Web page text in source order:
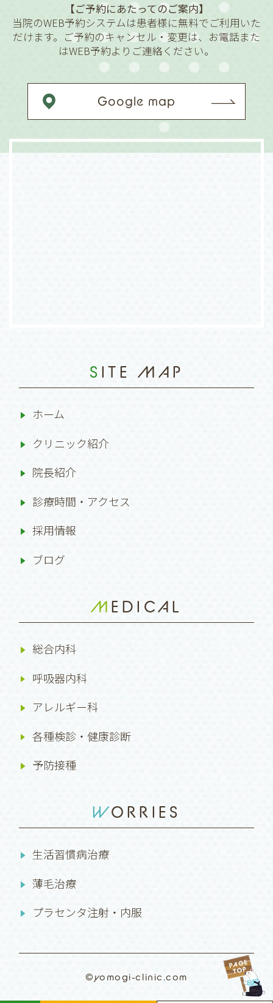
【ご予約にあたってのご案内】
当院のWEB予約システムは患者様に無料でご利用いた
だけます。ご予約のキャンセル・変更は、お電話また
はWEB予約よりご連絡ください。
Google map
SITE MAP
ホーム
クリニック紹介
院長紹介
診療時間・アクセス
採用情報
ブログ
MEDICAL
総合内科
呼吸器内科
アレルギー科
各種検診・健康診断
予防接種
WORRIES
生活習慣病治療
薄毛治療
プラセンタ注射・内服
©yomogi-clinic.com